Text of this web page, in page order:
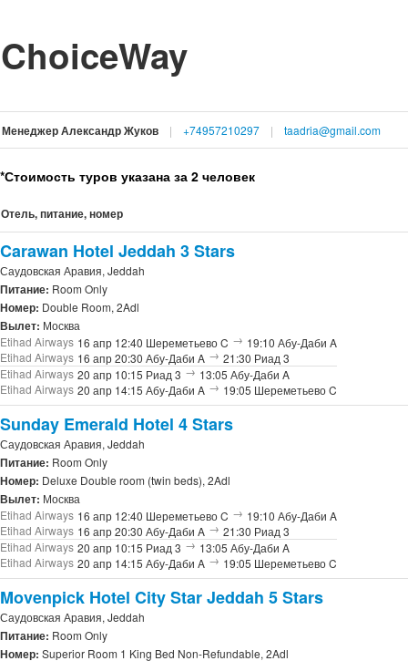
ChoiceWay
Менеджер Александр Жуков +74957210297 taadria@gmail.com
*Стоимость туров указана за 2 человек
Отель, питание, номер
Carawan Hotel Jeddah 3 Stars
Саудовская Аравия, Jeddah
Питание: Room Only
Номер: Double Room, 2Adl
Вылет: Москва
Etihad Airways 16 апр 12:40 Шереметьево C → 19:10 Абу-Даби A
Etihad Airways 16 апр 20:30 Абу-Даби A → 21:30 Риад 3
Etihad Airways 20 апр 10:15 Риад 3 → 13:05 Абу-Даби A
Etihad Airways 20 апр 14:15 Абу-Даби A → 19:05 Шереметьево C
Sunday Emerald Hotel 4 Stars
Саудовская Аравия, Jeddah
Питание: Room Only
Номер: Deluxe Double room (twin beds), 2Adl
Вылет: Москва
Etihad Airways 16 апр 12:40 Шереметьево C → 19:10 Абу-Даби A
Etihad Airways 16 апр 20:30 Абу-Даби A → 21:30 Риад 3
Etihad Airways 20 апр 10:15 Риад 3 → 13:05 Абу-Даби A
Etihad Airways 20 апр 14:15 Абу-Даби A → 19:05 Шереметьево C
Movenpick Hotel City Star Jeddah 5 Stars
Саудовская Аравия, Jeddah
Питание: Room Only
Номер: Superior Room 1 King Bed Non-Refundable, 2Adl